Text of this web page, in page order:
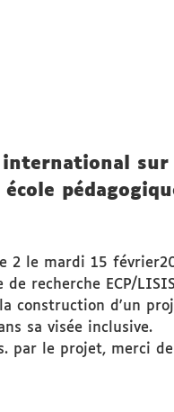
international
2 le mardi 15
recherche ECP/
construction d'un
sa visée inclusive.
par le projet, merci